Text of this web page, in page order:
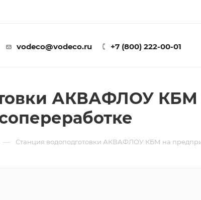
vodeco@vodeco.ru +7 (800) 222-00-01
АКВАФЛОУ КБМ
— Станция водоподготовки АКВАФЛОУ КБМ на